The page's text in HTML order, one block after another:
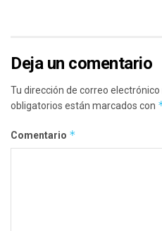
Deja un comentario
Tu dirección de correo
obligatorios están marcados con
Comentario *